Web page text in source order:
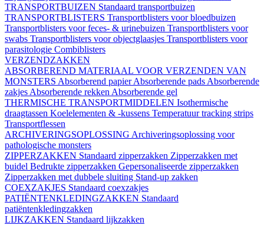
TRANSPORTBUIZEN Standaard transportbuizen
TRANSPORTBLISTERS Transportblisters voor bloedbuizen
Transportblisters voor feces- & urinebuizen Transportblisters voor
swabs Transportblisters voor objectglaasjes Transportblisters voor
parasitologie Combiblisters
VERZENDZAKKEN
ABSORBEREND MATERIAAL VOOR VERZENDEN VAN
MONSTERS Absorberend papierAbsorberende pads Absorberende
zakjes Absorberende rekken Absorberende gel
THERMISCHE TRANSPORTMIDDELEN Isothermische
draagtassen Koelelementen & -kussens Temperatuur tracking strips
Transportflessen
ARCHIVERINGSOPLOSSING Archiveringsoplossing voor
pathologische monsters
ZIPPERZAKKEN Standaard zipperzakken Zipperzakken met
buidel Bedrukte zipperzakken Gepersonaliseerde zipperzakken
Zipperzakken met dubbele sluiting Stand-up zakken
COEXZAKJES Standaard coexzakjes
PATIËNTENKLEDINGZAKKEN Standaard
patiëntenkledingzakken
LIJKZAKKEN Standaard lijkzakken